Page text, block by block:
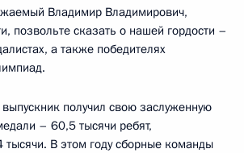
Владимир Владимирович,
позвольте сказать о нашей гордости –
а также победителях
получил свою заслуженную
– 60,5 тысячи ребят,
В этом году сборные команды